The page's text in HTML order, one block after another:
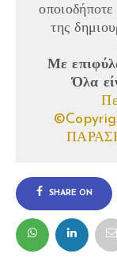
της
Με
Όλα
SHARE ON
FACEBOOK